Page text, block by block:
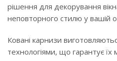
рішення для декорування
неповторного стилю у вашій
Ковані карнизи
технологіями, що гарантує їх